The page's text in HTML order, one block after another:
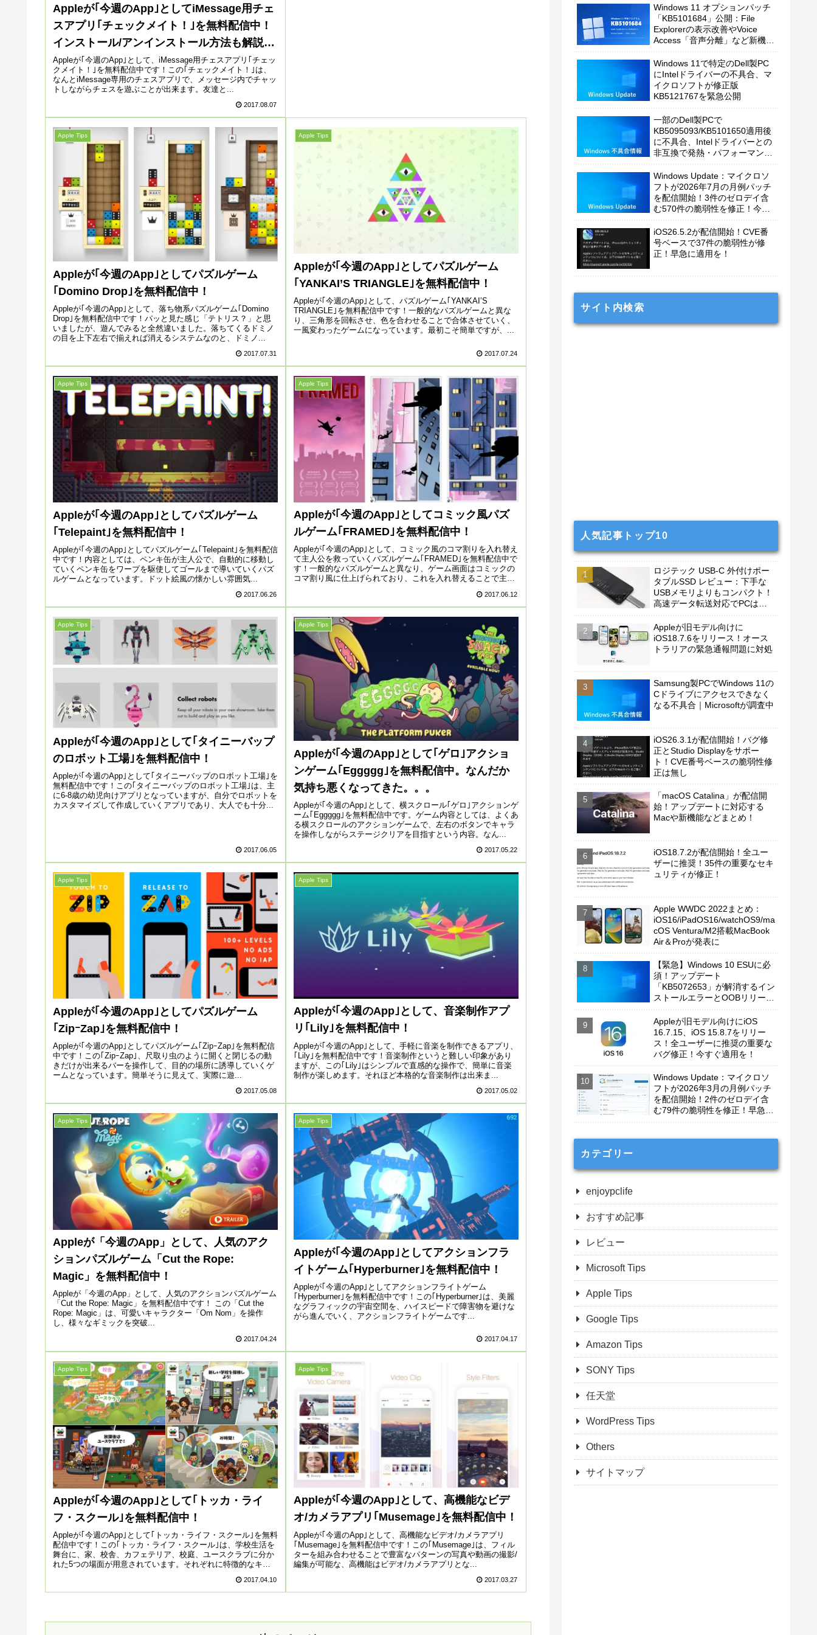
Appleが｢今週のApp｣としてiMessage用チェ
スアプリ｢チェックメイト！｣を無料配信中！
インストール/アンインストール方法も解説し
ておきます！
Appleが｢今週のApp｣として、iMessage用チェスアプリ｢チェッ
クメイト！｣を無料配信中です！この｢チェックメイト！｣は、
なんとiMessage専用のチェスアプリで、メッセージ内でチャッ
トしながらチェスを遊ぶことが出来ます。友達と...
2017.08.07
Apple Tips
Appleが｢今週のApp｣としてパズルゲーム
｢Domino Drop｣を無料配信中！
Appleが｢今週のApp｣として、落ち物系パズルゲーム｢Domino
Drop｣を無料配信中です！パッと見た感じ「テトリス？」と思
いましたが、遊んでみると全然違いました。落ちてくるドミノ
の目を上下左右で揃えれば消えるシステムなのと、ドミノ...
2017.07.31
Apple Tips
Appleが｢今週のApp｣としてパズルゲーム
｢YANKAI’S TRIANGLE｣を無料配信中！
Appleが｢今週のApp｣として、パズルゲーム｢YANKAI’S
TRIANGLE｣を無料配信中です！一般的なパズルゲームと異な
り、三角形を回転させ、色を合わせることで合体させていく、
一風変わったゲームになっています。最初こそ簡単ですが、...
2017.07.24
Apple Tips
Appleが｢今週のApp｣としてパズルゲーム
｢Telepaint｣を無料配信中！
Appleが｢今週のApp｣としてパズルゲーム｢Telepaint｣を無料配信
中です！内容としては、ペンキ缶が主人公で、自動的に移動し
ていくペンキ缶をワープを駆使してゴールまで導いていくパズ
ルゲームとなっています。ドット絵風の懐かしい雰囲気...
2017.06.26
Apple Tips
Appleが｢今週のApp｣としてコミック風パズ
ルゲーム｢FRAMED｣を無料配信中！
Appleが｢今週のApp｣として、コミック風のコマ割りを入れ替え
て主人公を救っていくパズルゲーム｢FRAMED｣を無料配信中で
す！一般的なパズルゲームと異なり、ゲーム画面はコミックの
コマ割り風に仕上げられており、これを入れ替えることで主
2017.06.12
Apple Tips
Appleが｢今週のApp｣として｢タイニーバップ
のロボット工場｣を無料配信中！
Appleが｢今週のApp｣として｢タイニーバップのロボット工場｣を
無料配信中です！この｢タイニーバップのロボット工場｣は、主
に6-8歳の幼児向けアプリとなっていますが、自分でロボットを
カスタマイズして作成していくアプリであり、大人でも十分...
2017.06.05
Apple Tips
Appleが｢今週のApp｣として｢ゲロ｣アクショ
ンゲーム｢Eggggg｣を無料配信中。なんだか
気持ち悪くなってきた。。。
Appleが｢今週のApp｣として、横スクロール｢ゲロ｣アクションゲ
ーム｢Eggggg｣を無料配信中です。ゲーム内容としては、よくあ
る横スクロールのアクションゲームで、左右のボタンでキャラ
を操作しながらステージクリアを目指すという内容。なん...
2017.05.22
Apple Tips
Appleが｢今週のApp｣としてパズルゲーム
｢ZipｰZap｣を無料配信中！
Appleが｢今週のApp｣としてパズルゲーム｢ZipｰZap｣を無料配信
中です！この｢ZipｰZap｣、尺取り虫のように開くと閉じるの動
きだけが出来るバーを操作して、目的の場所に誘導していくゲ
ームとなっています。簡単そうに見えて、実際に遊...
2017.05.08
Apple Tips
Appleが｢今週のApp｣として、音楽制作アプ
リ｢Lily｣を無料配信中！
Appleが｢今週のApp｣として、手軽に音楽を制作できるアプリ、
｢Lily｣を無料配信中です！音楽制作というと難しい印象があり
ますが、この｢Lily｣はシンプルで直感的な操作で、簡単に音楽
制作が楽しめます。それほど本格的な音楽制作は出来ま...
2017.05.02
Apple Tips
Appleが「今週のApp」として、人気のアク
ションパズルゲーム「Cut the Rope:
Magic」を無料配信中！
Appleが「今週のApp」として、人気のアクションパズルゲーム
「Cut the Rope: Magic」を無料配信中です！ この「Cut the
Rope: Magic」は、可愛いキャラクター「Om Nom」を操作
し、様々なギミックを突破...
2017.04.24
Apple Tips
Appleが｢今週のApp｣としてアクションフラ
イトゲーム｢Hyperburner｣を無料配信中！
Appleが｢今週のApp｣としてアクションフライトゲーム
｢Hyperburner｣を無料配信中です！この｢Hyperburner｣は、美麗
なグラフィックの宇宙空間を、ハイスピードで障害物を避けな
がら進んでいく、アクションフライトゲームです...
2017.04.17
Apple Tips
Appleが｢今週のApp｣として｢トッカ・ライ
フ・スクール｣を無料配信中！
Appleが｢今週のApp｣として｢トッカ・ライフ・スクール｣を無料
配信中です！この｢トッカ・ライフ・スクール｣は、学校生活を
舞台に、家、校舎、カフェテリア、校庭、ユースクラブに分か
れた5つの場面が用意されています。それぞれに特徴的なキャ
2017.04.10
Apple Tips
Appleが｢今週のApp｣として、高機能なビデ
オ/カメラアプリ｢Musemage｣を無料配信中！
Appleが｢今週のApp｣として、高機能なビデオ/カメラアプリ
｢Musemage｣を無料配信中です！この｢Musemage｣は、フィル
ターを組み合わせることで豊富なパターンの写真や動画の撮影/
編集が可能な、高機能はビデオ/カメラアプリとな...
2017.03.27
Windows 11 オプションパッチ
「KB5101684」公開：File
Explorerの表示改善やVoice
Access「音声分離」など新機能
Windows 11で特定のDell製PC
にIntelドライバーの不具合、マ
イクロソフトが修正版
KB5121767を緊急公開
一部のDell製PCで
KB5095093/KB5101650適用後
に不具合、Intelドライバーとの
非互換で発熱・パフォーマンス
Windows Update：マイクロソ
フトが2026年7月の月例パッチ
を配信開始！3件のゼロデイ含
む570件の脆弱性を修正！今す
iOS26.5.2が配信開始！CVE番
号ベースで37件の脆弱性が修
正！早急に適用を！
サイト内検索
人気記事トップ10
ロジテック USB-C 外付けポー
タブルSSD レビュー：下手な
USBメモリよりもコンパクト！
高速データ転送対応でPCは勿
もおすすめ！
Appleが旧モデル向けに
iOS18.7.6をリリース！オース
トラリアの緊急通報問題に対処
Samsung製PCでWindows 11の
Cドライブにアクセスできなく
なる不具合｜Microsoftが調査中
iOS26.3.1が配信開始！バグ修
正とStudio Displayをサポー
ト！CVE番号ベースの脆弱性修
正は無し
「macOS Catalina」が配信開
始！アップデートに対応する
Macや新機能などまとめ！
iOS18.7.2が配信開始！全ユー
ザーに推奨！35件の重要なセキ
ュリティが修正！
Apple WWDC 2022まとめ：
iOS16/iPadOS16/watchOS9/ma
cOS Ventura/M2搭載MacBook
Air＆Proが発表に
【緊急】Windows 10 ESUに必
須！アップデート
「KB5072653」が解消するイン
ストールエラーとOOBリリース
Appleが旧モデル向けにiOS
16.7.15、iOS 15.8.7をリリー
ス！全ユーザーに推奨の重要な
バグ修正！今すぐ適用を！
Windows Update：マイクロソ
フトが2026年3月の月例パッチ
を配信開始！2件のゼロデイ含
む79件の脆弱性を修正！早急に
カテゴリー
enjoypclife
おすすめ記事
レビュー
Microsoft Tips
Apple Tips
Google Tips
Amazon Tips
SONY Tips
任天堂
WordPress Tips
Others
サイトマップ